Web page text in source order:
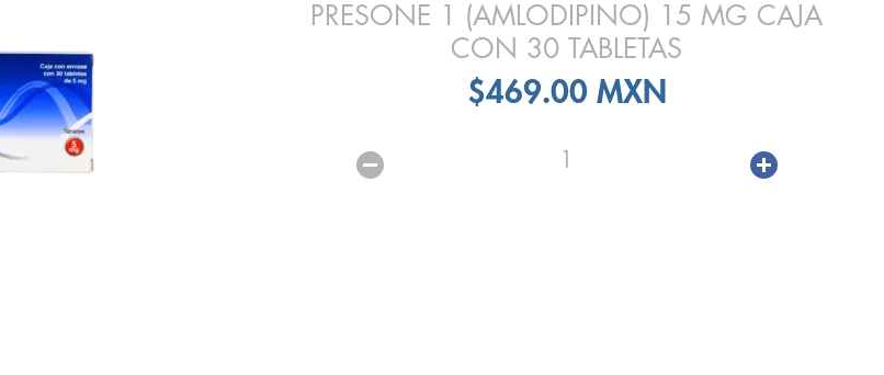
PRESONE 1 (AMLODIPINO) 15 MG CAJA
CON 30 TABLETAS
$469.00 MXN
1